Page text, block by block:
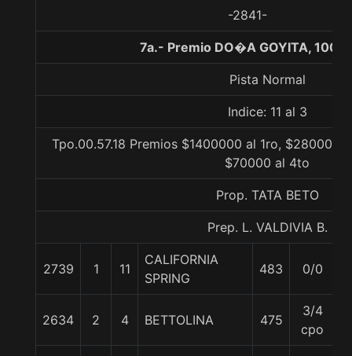
-2841-
7a.- Premio DO�A GOYITA, 1000
Pista Normal
Indice: 11 al 3
Tpo.00.57.18 Premios $1400000 al 1ro, $280000
$70000 al 4to
Prop. TATA BETO
Prep. L. VALDIVIA B.
2739 1 11
CALIFORNIA
SPRING
483 0/0
2634 2 4 BETTOLINA 475
3/4
cpo